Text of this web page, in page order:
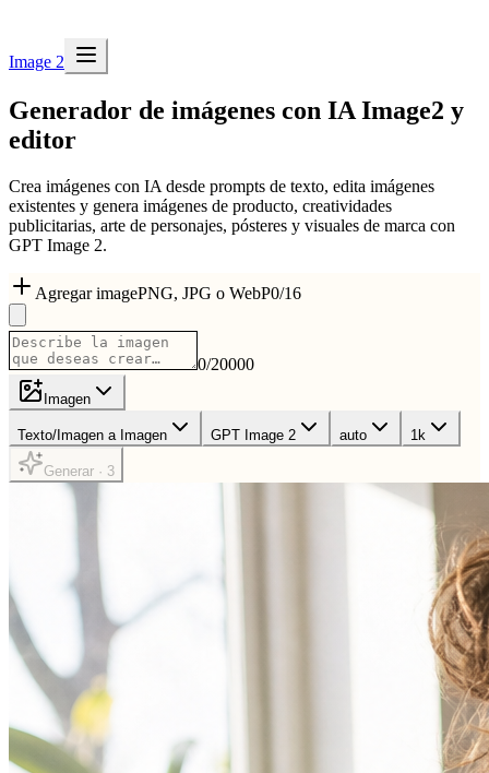
Image 2
Generador de imágenes con IA Image2 y
editor
Crea imágenes con IA desde prompts de texto, edita imágenes
existentes y genera imágenes de producto, creatividades
publicitarias, arte de personajes, pósteres y visuales de marca con
GPT Image 2.
Agregar imagePNG, JPG o WebP0/16
0/20000
Imagen
Texto/Imagen a Imagen GPT Image 2 auto 1k
Generar · 3